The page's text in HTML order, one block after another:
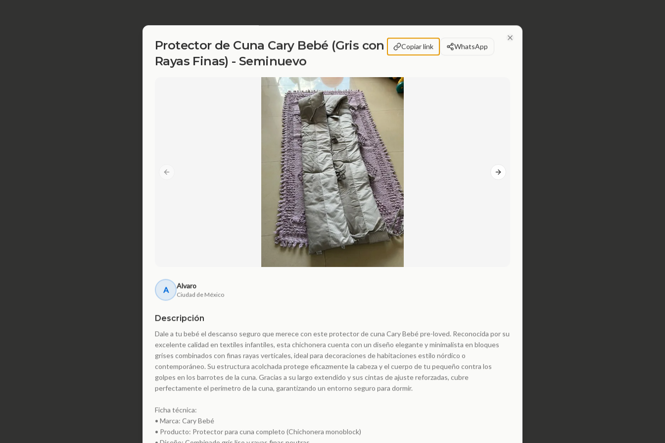
Protector de Cuna Cary Bebé (Gris con
Rayas Finas) - Seminuevo
Copiar link WhatsApp
Previous slide Next slide
A Alvaro
Ciudad de México
Descripción
Dale a tu bebé el descanso seguro que merece con este protector de cuna Cary Bebé pre-loved. Reconocida por su
excelente calidad en textiles infantiles, esta chichonera cuenta con un diseño elegante y minimalista en bloques
grises combinados con finas rayas verticales, ideal para decoraciones de habitaciones estilo nórdico o
contemporáneo. Su estructura acolchada protege eficazmente la cabeza y el cuerpo de tu pequeño contra los
golpes en los barrotes de la cuna. Gracias a su largo extendido y sus cintas de ajuste reforzadas, cubre
perfectamente el perímetro de la cuna, garantizando un entorno seguro para dormir.
Ficha técnica:
• Marca: Cary Bebé
• Producto: Protector para cuna completo (Chichonera monoblock)